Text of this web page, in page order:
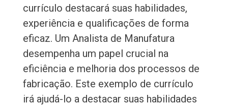
currículo destacará suas habilidades,
experiência e qualificações de forma
eficaz. Um Analista de Manufatura
desempenha um papel crucial na
eficiência e melhoria dos processos de
fabricação. Este exemplo de currículo
irá ajudá-lo a destacar suas habilidades